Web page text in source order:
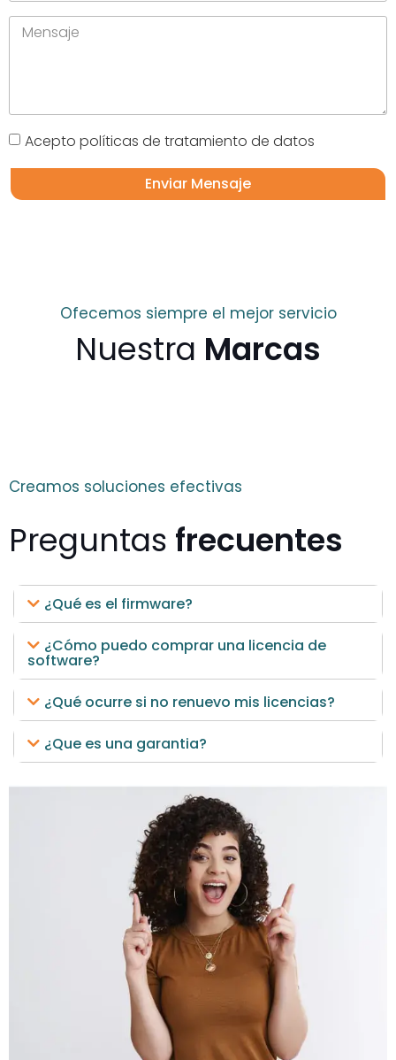
Acepto políticas de tratamiento de datos
Enviar Mensaje
Ofecemos siempre el mejor servicio
Nuestra Marcas
Creamos soluciones efectivas
Preguntas frecuentes
¿Qué es el firmware?
¿Cómo puedo comprar una licencia de
software?
¿Qué ocurre si no renuevo mis licencias?
¿Que es una garantia?